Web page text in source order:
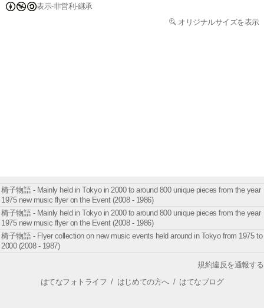
表示-非営利-継承
オリジナルサイズを表示
椅子物語 - Mainly held in Tokyo in 2000 to around 800 unique pieces from the year
1975 new music flyer on the Event (2008 - 1986)
椅子物語 - Mainly held in Tokyo in 2000 to around 800 unique pieces from the year
1975 new music flyer on the Event (2008 - 1986)
椅子物語 - Flyer collection on new music events held around in Tokyo from 1975 to
2000 (2008 - 1987)
規約違反を通報する
はてなフォトライフ / はじめての方へ/ はてなブログ